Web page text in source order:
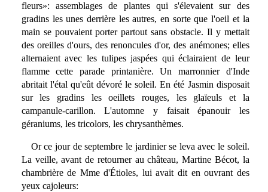
fleurs»: assemblages de plantes qui s'élevaient sur des
gradins les unes derrière les autres, en sorte que l'oeil et la
main se pouvaient porter partout sans obstacle. Il y mettait
des oreilles d'ours, des renoncules d'or, des anémones; elles
alternaient avec les tulipes jaspées qui éclairaient de leur
flamme cette parade printanière. Un marronnier d'Inde
abritait l'étal qu'eût dévoré le soleil. En été Jasmin disposait
sur les gradins les oeillets rouges, les glaïeuls et la
campanule-carillon. L'automne y faisait épanouir les
géraniums, les tricolors, les chrysanthèmes.
Or ce jour de septembre le jardinier se leva avec le soleil.
La veille, avant de retourner au château, Martine Bécot, la
chambrière de Mme d'Étioles, lui avait dit en ouvrant des
yeux cajoleurs: